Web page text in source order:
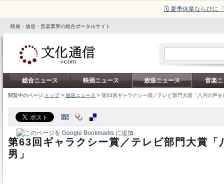
🗓️ 夏季休業ならびに
映画・放送・音楽業界の総合ポータルサイト
総合ニュース 映画ニュース 放送ニュース 音楽
閲覧中のページ: トップ> 放送ニュース > 第63回ギャラクシー賞／テレビ部門大賞「八月の声を
第63回ギャラクシー賞／テレビ部門大賞「
男」